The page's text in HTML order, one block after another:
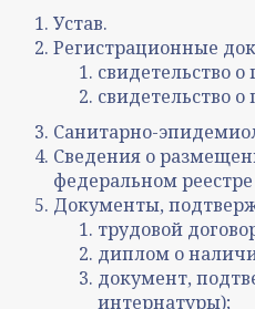
Устав.
Регистрационные
свидетельство
свидетельство
Санитарно-
Сведения о
федеральном
Документы,
трудовой
диплом о
документ,
интернатуры);